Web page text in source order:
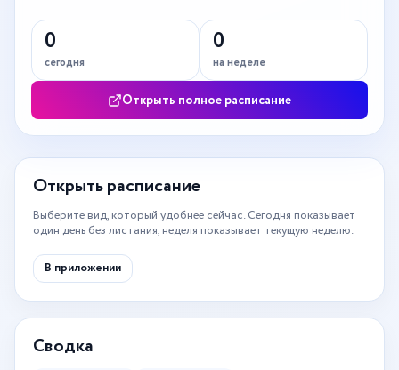
0
сегодня
0
на неделе
Открыть полное расписание
Открыть расписание
Выберите вид, который удобнее сейчас. Сегодня показывает
один день без листания, неделя показывает текущую неделю.
В приложении
Сводка